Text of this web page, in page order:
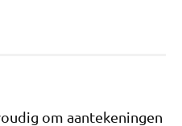
om aantekeningen